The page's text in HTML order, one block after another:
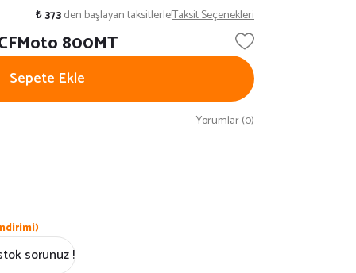
Yorumlar (0)
800MT
₺ 373den başlayan taksitlerle!Taksit Seçenekleri
Sepete Ekle
sorunuz !